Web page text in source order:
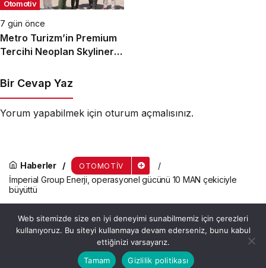
Otomotiv
7 gün önce
Metro Turizm’in Premium
Tercihi Neoplan Skyliner
Bir Cevap Yaz
Yorum yapabilmek için oturum açmalısınız.
Haberler OTOMOTIV
İmperial Group Enerji, operasyonel gücünü 10 MAN çekiciyle
büyüttü
İmperial Group Enerji,
operasyonel gücünü 10 MAN
çekiciyle büyüttü
Bu web sitesinde en iyi deneyimi yaşamanızı sağlamak
Akış
Web sitemizde size en iyi deneyimi sunabilmemiz için çerezleri
kullanıyoruz. Bu siteyi kullanmaya devam ederseniz, bunu kabul
ettiğinizi varsayarız.
Tamam
Gizlilik politikası